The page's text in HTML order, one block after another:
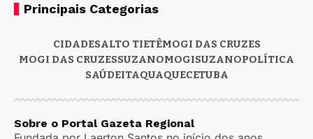
Principais Categorias
CIDADESALTO TIETÊMOGI DAS CRUZES
MOGI DAS CRUZESSUZANOMOGISUZANOPOLÍTICA
SAÚDEITAQUAQUECETUBA
Sobre o Portal Gazeta Regional